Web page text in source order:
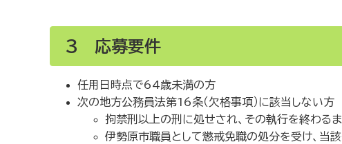
3 応募要件
任用日時点で64歳未満の方
次の地方公務員法第16条（欠格事項）に該当しない方
拘禁刑以上の刑に処せされ、その執行を終わる
伊勢原市職員として懲戒免職の処分を受け、当